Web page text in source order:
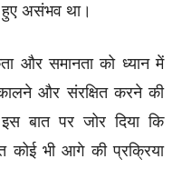
हुए असंभव था।
और समानता को ध्यान में
और संरक्षित करने की
बात पर जोर दिया कि
कोई भी आगे की प्रक्रिया